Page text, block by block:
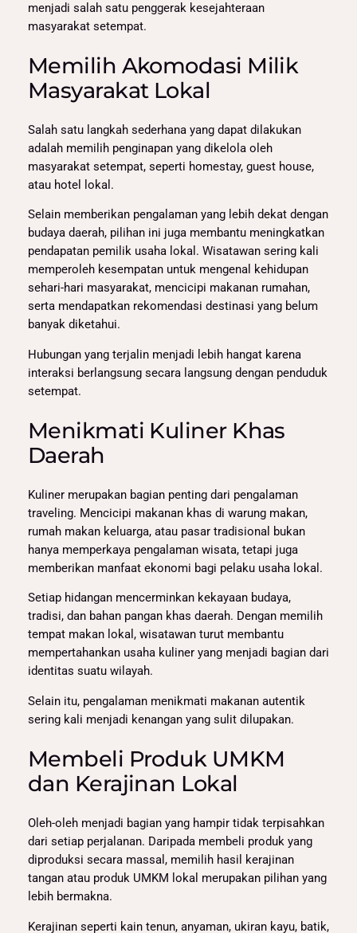
menjadi salah satu penggerak kesejahteraan
masyarakat setempat.
Memilih Akomodasi Milik
Masyarakat Lokal
Salah satu langkah sederhana yang dapat dilakukan
adalah memilih penginapan yang dikelola oleh
masyarakat setempat, seperti homestay, guest house,
atau hotel lokal.
Selain memberikan pengalaman yang lebih dekat dengan
budaya daerah, pilihan ini juga membantu meningkatkan
pendapatan pemilik usaha lokal. Wisatawan sering kali
memperoleh kesempatan untuk mengenal kehidupan
sehari-hari masyarakat, mencicipi makanan rumahan,
serta mendapatkan rekomendasi destinasi yang belum
banyak diketahui.
Hubungan yang terjalin menjadi lebih hangat karena
interaksi berlangsung secara langsung dengan penduduk
setempat.
Menikmati Kuliner Khas
Daerah
Kuliner merupakan bagian penting dari pengalaman
traveling. Mencicipi makanan khas di warung makan,
rumah makan keluarga, atau pasar tradisional bukan
hanya memperkaya pengalaman wisata, tetapi juga
memberikan manfaat ekonomi bagi pelaku usaha lokal.
Setiap hidangan mencerminkan kekayaan budaya,
tradisi, dan bahan pangan khas daerah. Dengan memilih
tempat makan lokal, wisatawan turut membantu
mempertahankan usaha kuliner yang menjadi bagian dari
identitas suatu wilayah.
Selain itu, pengalaman menikmati makanan autentik
sering kali menjadi kenangan yang sulit dilupakan.
Membeli Produk UMKM
dan Kerajinan Lokal
Oleh-oleh menjadi bagian yang hampir tidak terpisahkan
dari setiap perjalanan. Daripada membeli produk yang
diproduksi secara massal, memilih hasil kerajinan
tangan atau produk UMKM lokal merupakan pilihan yang
lebih bermakna.
Kerajinan seperti kain tenun, anyaman, ukiran kayu, batik,